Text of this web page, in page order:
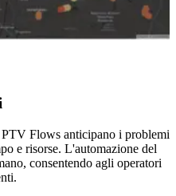
Flows anticipano i problemi
e risorse. L'automazione del
consentendo agli operatori